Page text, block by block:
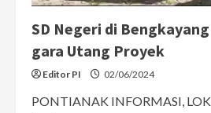
SD Negeri di
gara Utang Proyek
Editor PI 02/06/2024
PONTIANAK INFORMASI,